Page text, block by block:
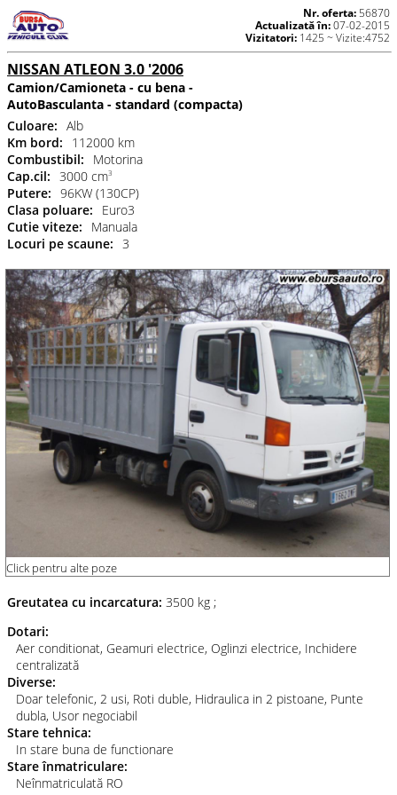
Nr. oferta: 56870
Actualizată în:07-02-2015
Vizitatori: 1425 ~ Vizite:4752
NISSAN ATLEON 3.0 '2006
Camion/Camioneta - cu bena -
AutoBasculanta - standard (compacta)
Culoare: Alb
Km bord:
112000 km
Combustibil:
Motorina
Cap.cil:
3000 cm3
Putere: 96KW (130CP)
Clasa poluare:
Euro3
Cutie viteze:
Manuala
Locuri pe scaune:
3
Click pentru alte poze
Greutatea cu incarcatura: 3500 kg ;
Dotari:
Aer conditionat, Geamuri electrice, Oglinzi electrice, Inchidere
centralizată
Diverse:
Doar telefonic, 2 usi, Roti duble, Hidraulica in 2 pistoane, Punte
dubla, Usor negociabil
Stare tehnica:
In stare buna de functionare
Stare înmatriculare:
Neînmatriculată RO